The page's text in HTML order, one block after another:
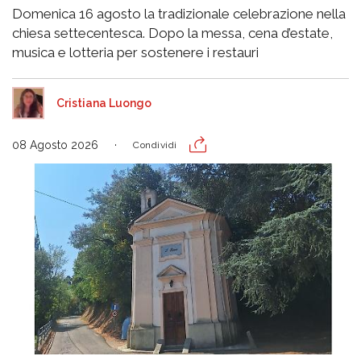
Domenica 16 agosto la tradizionale celebrazione nella
chiesa settecentesca. Dopo la messa, cena d’estate,
musica e lotteria per sostenere i restauri
Cristiana Luongo
08 Agosto 2026 Condividi